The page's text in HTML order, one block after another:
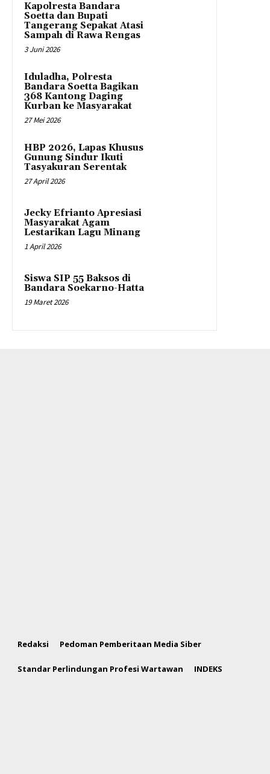
Kapolresta Bandara
Soetta dan Bupati
Tangerang Sepakat Atasi
Sampah di Rawa Rengas
3 Juni 2026
Iduladha, Polresta
Bandara Soetta Bagikan
368 Kantong Daging
Kurban ke Masyarakat
27 Mei 2026
HBP 2026, Lapas Khusus
Gunung Sindur Ikuti
Tasyakuran Serentak
27 April 2026
Jecky Efrianto Apresiasi
Masyarakat Agam
Lestarikan Lagu Minang
1 April 2026
Siswa SIP 55 Baksos di
Bandara Soekarno-Hatta
19 Maret 2026
Redaksi Pedoman Pemberitaan Media Siber
Standar Perlindungan Profesi Wartawan INDEKS